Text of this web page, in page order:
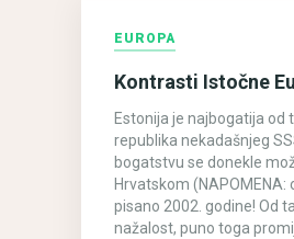
EUROPA
Kontrasti Istočne
Estonija je najbogatija od
republika nekadašnjeg
bogatstvu se donekle
Hrvatskom (NAPOMENA:
pisano 2002. godine! Od
nažalost, puno toga